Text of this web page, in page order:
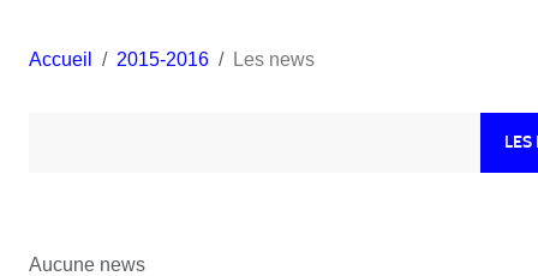
Accueil 2015-2016 Les news
LES
Aucune news